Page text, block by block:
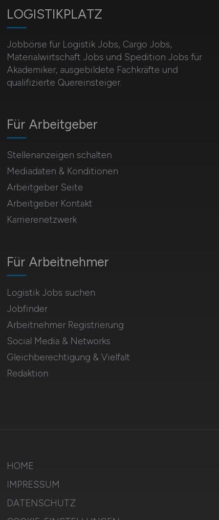
LOGISTIKPLATZ
Jobbörse für Logistik Jobs, Cargo Jobs,
Materialwirtschaft Jobs und Spedition Jobs für
Akademiker, ausgebildete Fachkräfte und
qualifizierte Quereinsteiger.
Für Arbeitnehmer
Logistik Jobs suchen
Jobfinder
Arbeitnehmer Registrierung
Social Media & Networks
Gleichberechtigung & Vielfalt
Redaktion
Für Arbeitgeber
Stellenanzeigen schalten
Mediadaten & Konditionen
Arbeitgeber Seite
Arbeitgeber Kontakt
Karrierenetzwerk
HOME
IMPRESSUM
DATENSCHUTZ